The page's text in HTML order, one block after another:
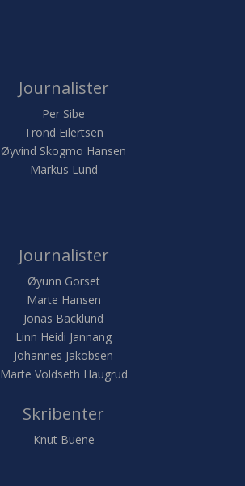
Journalister
Per Sibe
Trond Eilertsen
Øyvind Skogmo Hansen
Markus Lund
Journalister
Øyunn Gorset
Marte Hansen
Jonas Bäcklund
Linn Heidi Jannang
Johannes Jakobsen
Marte Voldseth Haugrud
Skribenter
Knut Buene